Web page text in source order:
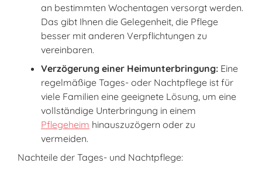
an bestimmten Wochentagen versorgt werden.
Das gibt Ihnen die Gelegenheit, die Pflege
besser mit anderen Verpflichtungen zu
vereinbaren.
Verzögerung einer Heimunterbringung: Eine
regelmäßige Tages- oder Nachtpflege ist für
viele Familien eine geeignete Lösung, um eine
vollständige Unterbringung in einem
Pflegeheim hinauszuzögern oder zu
vermeiden.
Nachteile der Tages- und Nachtpflege: